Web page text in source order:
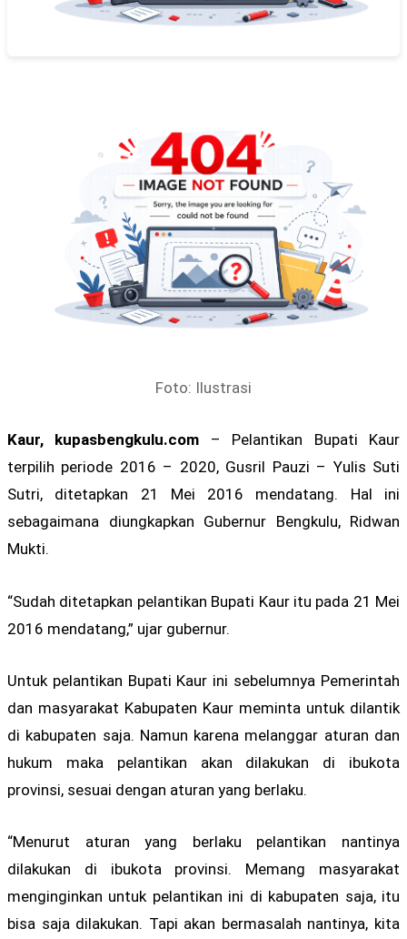
Foto: Ilustrasi
Kaur, kupasbengkulu.com – Pelantikan Bupati Kaur
terpilih periode 2016 – 2020, Gusril Pauzi – Yulis Suti
Sutri, ditetapkan 21 Mei 2016 mendatang. Hal ini
sebagaimana diungkapkan Gubernur Bengkulu, Ridwan
Mukti.
“Sudah ditetapkan pelantikan Bupati Kaur itu pada 21 Mei
2016 mendatang,” ujar gubernur.
Untuk pelantikan Bupati Kaur ini sebelumnya Pemerintah
dan masyarakat Kabupaten Kaur meminta untuk dilantik
di kabupaten saja. Namun karena melanggar aturan dan
hukum maka pelantikan akan dilakukan di ibukota
provinsi, sesuai dengan aturan yang berlaku.
“Menurut aturan yang berlaku pelantikan nantinya
dilakukan di ibukota provinsi. Memang masyarakat
menginginkan untuk pelantikan ini di kabupaten saja, itu
bisa saja dilakukan. Tapi akan bermasalah nantinya, kita